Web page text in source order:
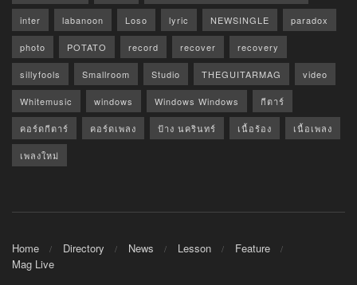
inter labanoon Loso lyric NEWSINGLE paradox
photo POTATO record recover recovery
sillyfools Smallroom Studio THEGUITARMAG video
Whitemusic windows Windows Windows กีตาร์
คอร์ดกีตาร์ คอร์ดเพลง ป้าง นครินทร์ เนื้อร้อง เนื้อเพลง
เพลงใหม่
Home Directory News Lesson
Feature
Mag Live